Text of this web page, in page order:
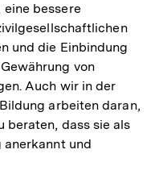
bessere
und die Einbindung
von
Auch wir in der
arbeiten daran,
beraten, dass sie als
und